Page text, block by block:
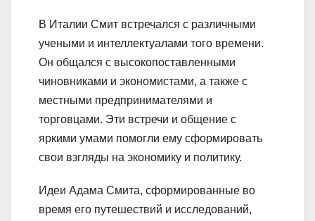
В Италии Смит встречался с различными
учеными и интеллектуалами того времени.
Он общался с высокопоставленными
чиновниками и экономистами, а также с
местными предпринимателями и
торговцами. Эти встречи и общение с
яркими умами помогли ему сформировать
свои взгляды на экономику и политику.
Идеи Адама Смита, сформированные во
время его путешествий и исследований,